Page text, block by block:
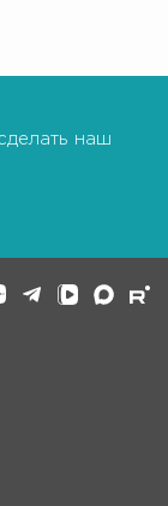
наш